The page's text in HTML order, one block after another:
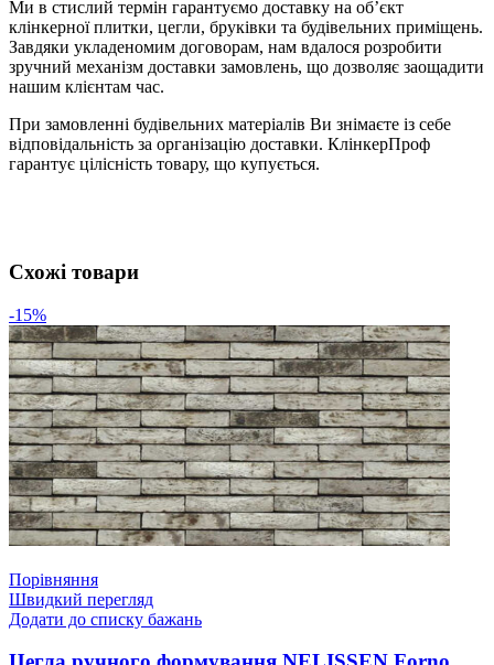
Ми в стислий термін гарантуємо доставку на об’єкт
клінкерної плитки, цегли, бруківки та будівельних приміщень.
Завдяки укладеномим договорам, нам вдалося розробити
зручний механізм доставки замовлень, що дозволяє заощадити
нашим клієнтам час.
При замовленні будівельних матеріалів Ви знімаєте із себе
відповідальність за організацію доставки. КлінкерПроф
гарантує цілісність товару, що купується.
Схожі товари
-15%
Порівняння
Швидкий перегляд
Додати до списку бажань